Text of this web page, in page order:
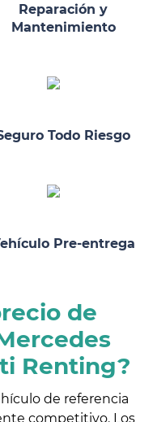
Reparación y
Mantenimiento
Todo Riesgo
Pre-entrega
de
Renting?
de referencia
competitivo. Los